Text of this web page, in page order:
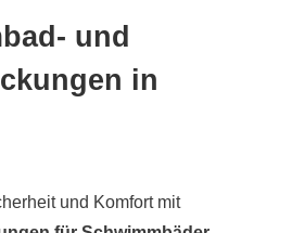
und
in
und Komfort mit